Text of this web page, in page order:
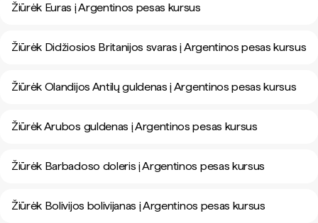
Žiūrėk Euras į Argentinos pesas kursus
Žiūrėk Didžiosios Britanijos svaras į Argentinos pesas kursus
Žiūrėk Olandijos Antilų guldenas į Argentinos pesas kursus
Žiūrėk Arubos guldenas į Argentinos pesas kursus
Žiūrėk Barbadoso doleris į Argentinos pesas kursus
Žiūrėk Bolivijos bolivijanas į Argentinos pesas kursus